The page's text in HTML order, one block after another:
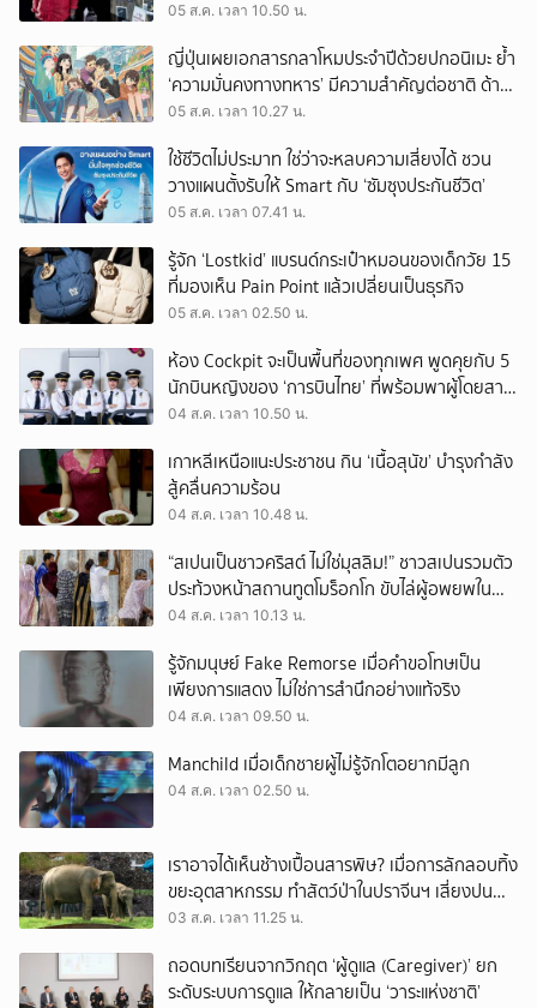
05 ส.ค. เวลา 10.50 น.
ญี่ปุ่นเผยเอกสารกลาโหมประจำปีด้วยปกอนิเมะ ย้ำ
‘ความมั่นคงทางทหาร’ มีความสำคัญต่อชาติ ด้าน
จีนเตือน ขออย่าซ้ำรอยประวัติศาสตร์
05 ส.ค. เวลา 10.27 น.
ใช้ชีวิตไม่ประมาท ใช่ว่าจะหลบความเสี่ยงได้ ชวน
วางแผนตั้งรับให้ Smart กับ ‘ซัมซุงประกันชีวิต’
05 ส.ค. เวลา 07.41 น.
รู้จัก ‘Lostkid’ แบรนด์กระเป๋าหมอนของเด็กวัย 15
ที่มองเห็น Pain Point แล้วเปลี่ยนเป็นธุรกิจ
05 ส.ค. เวลา 02.50 น.
ห้อง Cockpit จะเป็นพื้นที่ของทุกเพศ พูดคุยกับ 5
นักบินหญิงของ ‘การบินไทย’ ที่พร้อมพาผู้โดยสาร
บินไปทั่วโลก
04 ส.ค. เวลา 10.50 น.
เกาหลีเหนือแนะประชาชน กิน ‘เนื้อสุนัข’ บำรุงกำลัง
สู้คลื่นความร้อน
04 ส.ค. เวลา 10.48 น.
“สเปนเป็นชาวคริสต์ ไม่ใช่มุสลิม!” ชาวสเปนรวมตัว
ประท้วงหน้าสถานทูตโมร็อกโก ขับไล่ผู้อพยพใน
เมืองเซวตาออกนอกประเทศ
04 ส.ค. เวลา 10.13 น.
รู้จักมนุษย์ Fake Remorse เมื่อคำขอโทษเป็น
เพียงการแสดง ไม่ใช่การสำนึกอย่างแท้จริง
04 ส.ค. เวลา 09.50 น.
Manchild เมื่อเด็กชายผู้ไม่รู้จักโตอยากมีลูก
04 ส.ค. เวลา 02.50 น.
เราอาจได้เห็นช้างเปื้อนสารพิษ? เมื่อการลักลอบทิ้ง
ขยะอุตสาหกรรม ทำสัตว์ป่าในปราจีนฯ เสี่ยงปน
เปื้อน
03 ส.ค. เวลา 11.25 น.
ถอดบทเรียนจากวิกฤต ‘ผู้ดูแล (Caregiver)’ ยก
ระดับระบบการดูแล ให้กลายเป็น ‘วาระแห่งชาติ’